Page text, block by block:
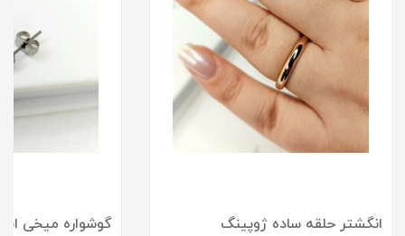
انگشتر حلقه ساده ژوپینگ گوشواره میخی